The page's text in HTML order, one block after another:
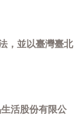
，並以臺灣臺北
活股份有限公